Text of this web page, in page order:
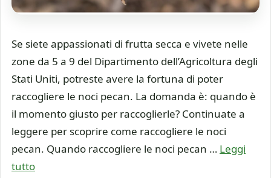
Se siete appassionati di frutta secca e vivete nelle
zone da 5 a 9 del Dipartimento dell’Agricoltura degli
Stati Uniti, potreste avere la fortuna di poter
raccogliere le noci pecan. La domanda è: quando è
il momento giusto per raccoglierle? Continuate a
leggere per scoprire come raccogliere le noci
pecan. Quando raccogliere le noci pecan … Leggi
tutto